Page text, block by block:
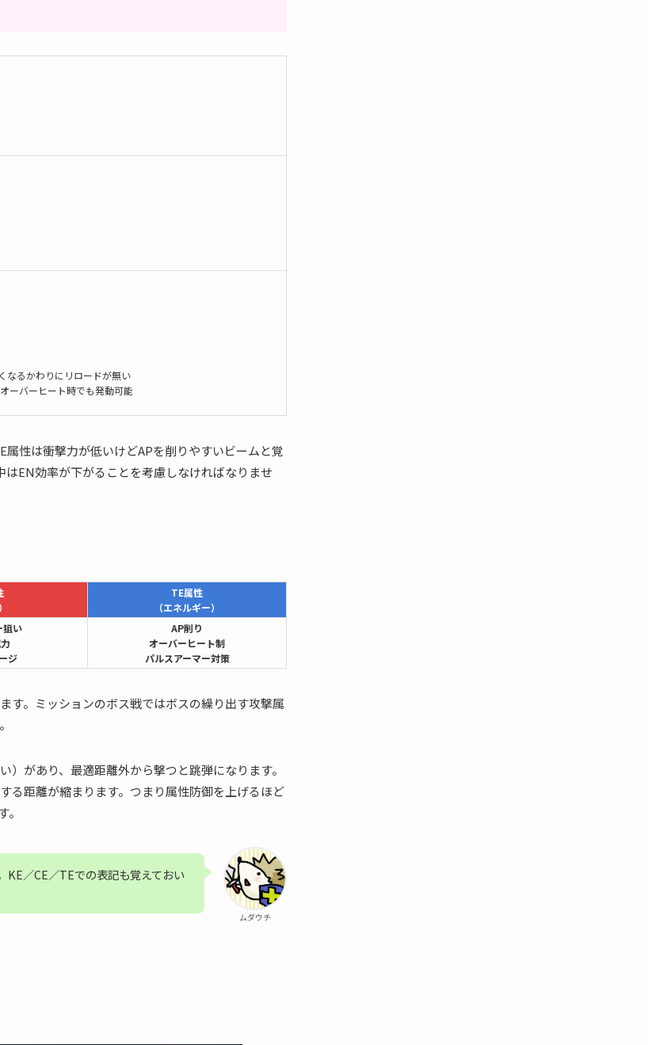
なるかわりにリロードが無い
ーバーヒート時でも発動可能
性は衝撃力が低いけどAPを削りやすいビームと覚
EN効率が下がることを考慮しなければなりませ
TE属性
（エネルギー）
狙い
ジ
AP削り
オーバーヒート制
パルスアーマー対策
す。ミッションのボス戦ではボスの繰り出す攻撃属
があり、最適距離外から撃つと跳弾になります。
る距離が縮まります。つまり属性防御を上げるほど
ムダウチ
KE／CE／TEでの表記も覚えておい